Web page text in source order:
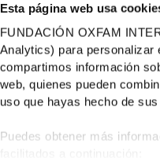
Esta página web usa
FUNDACIÓN OXFAM
Analytics) para personalizar
compartimos información
web, quienes pueden
uso que hayas hecho de
Puedes obtener más
logrado mucho,
fundamental.
En nuestro país
posible cuando